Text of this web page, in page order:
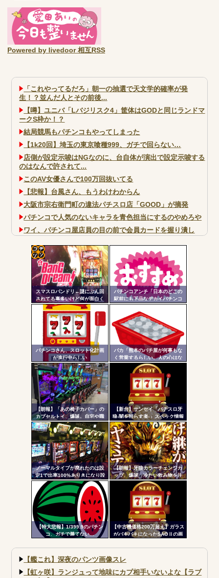
Powered by livedoor 相互RSS
「これやってるだろ」朝一の抽選で天文学的確率が発
生！？並んだ人とその前後...
【噂】ユニバ「Lバジリスク4」筐体はGODと同じランドマ
ークS枠か！？
結局競馬もパチンコもやってしまった
【1k20回】埼玉の東京喰種999、ガチで回らない…
店側が設定示唆はNGなのに、台自体が演出で設定示唆する
のはなんで許されて...
このAV女優さんで100万回抜いてる
【悲報】台風さん、もうわけわからん
大阪市宗右衛門町の違法パチスロ店「GOOD」が摘発
パチンコで人気のないキャラを青色担当にするのやめろや
ワイ、パチンコ屋店員の目の前で会員カードを握り潰し
無職のパチンコカス(22)なんやが、ワイの人生どれくらい
ヤバいか教えて？...
AngelBeats!とかいうクソアニメの思い出ｗｗｗ
Powered by livedoor 相互RSS
スマスロバンドリ←謎にぶん回
されてる事多いけど何が面白く
て打ってるの？？？
パチンコアンチ「日本のどこの
駅前にも下品なデカイパチンコ
屋があって恥ずかしい」
パチンコさん、スロット化計画
が進行中らしい
バカ「熊本のパチ屋が何事もな
く営業するらしい。人の心はな
いのか」←なんでも自粛させた
がるヤツって害悪だよな
【朗報】「あの椅子カバー」の
カプセルトイ、爆誕。自宅や職
場をパチンコ屋にしちゃおうｗ
ｗｗ
【新台】サンセイ「パチスロ牙
狼-闇を照らす者-」スペック情報
判明！純増約9.1枚のAT機、疑似
ボ突破型、究極魔戒RUSHは継続
率82.6%のバトルタイプAT
ノーマルタイプが廃れたのは設
定1で出率100%ありきになり設
定1放置がデフォになったから
【朗報】牙狼カラーチェンジカ
ップ、爆誕 冷たい飲み物を注
ぐと背景が浮かび上がる
【特大悲報】1/399.9のパチン
コ、ガチで勝てない…
【中古機価格200万超え】ガラス
がバキバキになったSAOⅡの画
コテ
リン
- 固
定リ
ンク
自動
更新
ツー
ル
【艦これ】深夜のパンツ画像スレ
【虹ヶ咲】ランジュって地味にカプ相手いないよな【ラブ